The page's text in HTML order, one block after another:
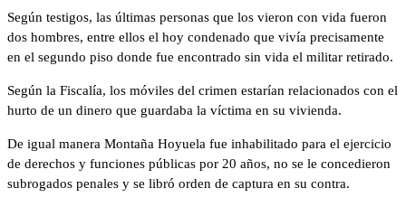
Según testigos, las últimas personas que los vieron con vida fueron
dos hombres, entre ellos el hoy condenado que vivía precisamente
en el segundo piso donde fue encontrado sin vida el militar retirado.
Según la Fiscalía, los móviles del crimen estarían relacionados con el
hurto de un dinero que guardaba la víctima en su vivienda.
De igual manera Montaña Hoyuela fue inhabilitado para el ejercicio
de derechos y funciones públicas por 20 años, no se le concedieron
subrogados penales y se libró orden de captura en su contra.